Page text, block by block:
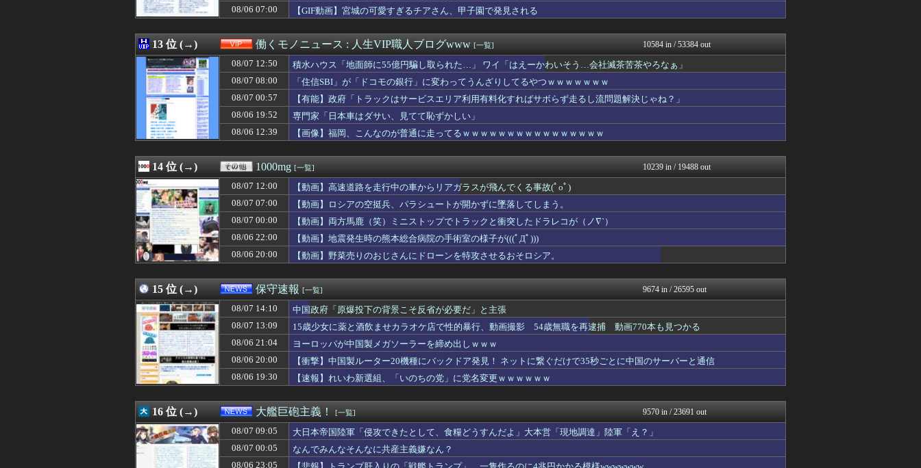
08/07 13:10
中国、止められないEV製造 売れず在庫山積み「売れたこと」にして補助金を騙し取...
08/07 13:09
三児のパパ『父さんな、動画編集で食っていこうと思うんだ』→結果
ぶる速-VIP
08/07 13:09
15歳少女に薬と酒飲ませカラオケ店で性的暴行、動画撮影 54歳無職を再逮捕 動...
保守速報
08/07 13:09
【大阪】建設会社の従業員(79)、同僚(52)の言葉遣いが悪いという理由でクビ...
コノユビニュース｜みんなの...
08/07 13:09
【ソロライブ】甲斐田晴：初ワンマンライブ「足跡」が凄すぎる！千客万来の熱狂
トレンドの通り道
08/07 13:08
【動画】サヨク「中国人民と連帯して戦おー！」…ネット「正体隠さなくなったなぁ」...
08/07 13:07
新庄監督の“再就職先”に挙がるまさかの球団 采配に賛否もチームのテコ入れ役にう...
なんじぇいスタジアム＠なん...
08/07 13:06
伯母の葬儀中、祖母を怖い形相で見下ろす伯母の姿が見えた。それを兄に話したら「ば...
修羅場ライフ速報
08/07 13:05
【画像】ABCテレビの女子アナさん、在京局よりレベルが高くなってしまうｗｗｗｗ...
08/07 13:05
【悲報】有名漫画家「体重の減少が止まりません」→ファンから心配の声
08/07 13:05
コンビニバイト中に注意したヤンキーに殴られたったw
ふぇー速
08/07 13:05
【悲報】女性インフルエンサー、ライブ配信中に自殺 ⇒！
不思議.net - 5ch...
08/07 13:05
『ほの暮しの庭』パケ版初週売上、Switch2版「21965本」Switch版...
げぇ速
08/07 13:05
高野連「暑熱対策で第2試合は13:30プレイボールや！」
ツバメ速報＠ヤクルトスワロ...
08/07 13:03
遠距離の彼が自殺未遂で入院したらしいと聞いた。一晩中眠れずに心配したのに連絡が...
08/07 13:03
【画像】高市早苗、殺されることに怯え始めるwwwwwwwww
08/07 13:03
【画像】令和のJKさん、あまりにも発育が良すぎるwwwwwwww
いたしん！
08/07 13:03
【悲報】マチアプで会う約束してた相手にこの返信送ったらブロックされたんやが
Zチャンネル＠VIP
08/07 13:02
【朗報】AKB48新曲『好きish』MV 800万再生突破キタ━━(((ﾟ∀ﾟ...
08/07 13:02
【悲報】クラシックオーケストラ、ゲーム音楽をやらないとガラガラになり終わる・・...
08/07 13:01
日本共産党の街宣車が電柱に衝突「居眠りをしてしまった」同乗していた県議を含め男...
痛いニュース(ﾉ∀`)
08/07 13:01
【頭皮】ベッカムおじさん、禿げるｗｗｗｗ なんJ PRIDE
08/06 07:00
【GIF動画】宮城の可愛すぎるチアさん、甲子園で発見される
13 位 (→) 働くモノニュース : 人生VIP職人ブログwww [一覧] 10584 in / 53384 out
08/07 12:50
積水ハウス「地面師に55億円騙し取られた…」 ワイ「はえーかわいそう…会社滅茶苦茶やろなぁ」
08/07 08:00
「住信SBI」が「ドコモの銀行」に変わってうんざりしてるやつｗｗｗｗｗｗｗ
08/07 00:57
【有能】政府「トラックはサービスエリア利用有料化すればサボらず走るし流問題解決じゃね？」
08/06 19:52
専門家「日本車はダサい、見てて恥ずかしい」
08/06 12:39
【画像】福岡、こんなのが普通に走ってるｗｗｗｗｗｗｗｗｗｗｗｗｗｗｗｗ
14 位 (→) 1000mg [一覧] 10239 in / 19488 out
08/07 12:00
【動画】高速道路を走行中の車からリアガラスが飛んでくる事故(ﾟoﾟ)
08/07 07:00
【動画】ロシアの空挺兵、パラシュートが開かずに墜落してしまう。
08/07 00:00
【動画】両方馬鹿（笑）ミニストップでトラックと衝突したドラレコが（ノ∇`）
08/06 22:00
【動画】地震発生時の熊本総合病院の手術室の様子が(((ﾟДﾟ)))
08/06 20:00
【動画】野菜売りのおじさんにドローンを特攻させるおそロシア。
15 位 (→) 保守速報 [一覧] 9674 in / 26595 out
08/07 14:10
中国政府「原爆投下の背景こそ反省が必要だ」と主張
08/07 13:09
15歳少女に薬と酒飲ませカラオケ店で性的暴行、動画撮影 54歳無職を再逮捕 動画770本も見つかる
08/06 21:04
ヨーロッパが中国製メガソーラーを締め出しｗｗｗ
08/06 20:00
【衝撃】中国製ルーター20機種にバックドア発見！ ネットに繋ぐだけで35秒ごとに中国のサーバーと通信
08/06 19:30
【速報】れいわ新選組、「いのちの党」に党名変更ｗｗｗｗｗｗ
16 位 (→) 大艦巨砲主義！ [一覧] 9570 in / 23691 out
08/07 09:05
大日本帝国陸軍「侵攻できたとして、食糧どうすんだよ」大本営「現地調達」陸軍「え？」
08/07 00:05
なんでみんなそんなに共産主義嫌なん？
08/06 23:05